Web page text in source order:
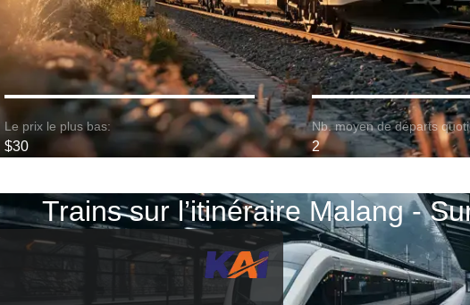
Le prix le plus bas:
$30
Nb. moyen de départs
2
Trains sur l’itinéraire Malang -